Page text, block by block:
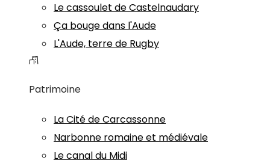
Le cassoulet de Castelnaudary
Ça bouge dans l'Aude
L'Aude, terre de Rugby
Patrimoine
La Cité de Carcassonne
Narbonne romaine et médiévale
Le canal du Midi